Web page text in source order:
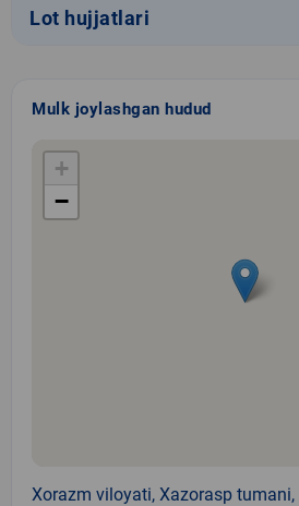
Lot hujjatlari
Mulk joylashgan hudud
+
−
Xorazm viloyati, Xazorasp